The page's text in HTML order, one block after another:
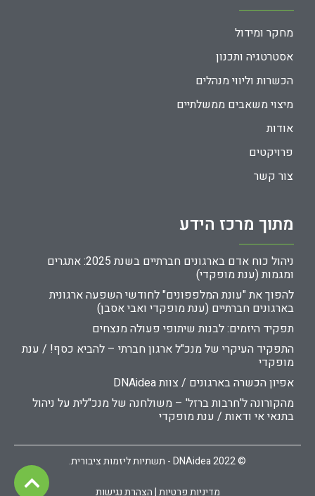
מחקר ומידול
אסטרטגיה ותכנון
הכשרות וליווי מנהלים
מיצוי משאבים ממשלתיים
אודות
פרויקטים
צור קשר
מתוך מרכז הידע
ניהול כוח אדם בארגונים חברתיים בשנת 2025: אתגרים
ומגמות (ענת מופקדי)
להפוך את "עונת המלפפונים" לחודשי השפעה ארגונית
בארגונים חברתיים (ענת מופקדי ואבי אסבן)
תפקיד היזמים: לבנות שיתופי פעולה מנצחים
התפקיד העיקרי של מנכ"ל ארגון חברתי – להביא כסף! / ענת
מופקדי
אפיון הכשרה בארגונים / צוות DNAidea
מהקורונה ל'חרבות ברזל' – משולחנה של מנכ"לית על ניהול
בתנאי אי ודאות / ענת מופקדי
© 2022 DNAidea - תשתיות ליזמות ציבורית.
מדיניות פרטיות | הצהרת נגישות